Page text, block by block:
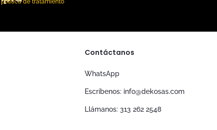
política de tratamiento
Contáctanos
WhatsApp
Escríbenos: info@dekosas.com
Llámanos: 313 262 2548